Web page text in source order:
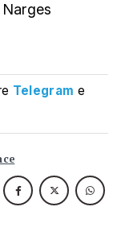
Telegram e